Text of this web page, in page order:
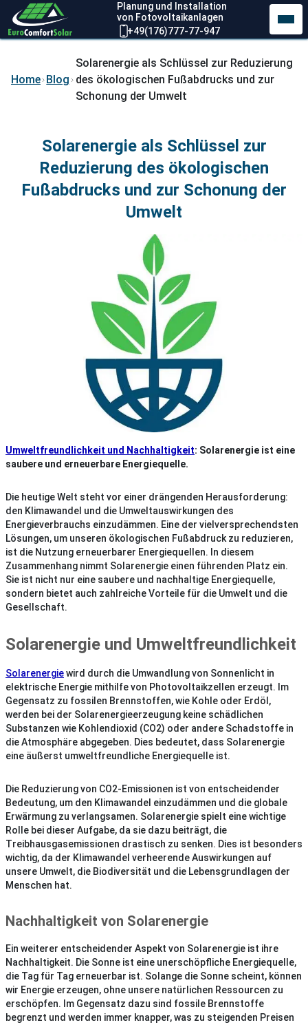
Planung und Installation
von Fotovoltaikanlagen
+49(176)777-77-947
Home Blog
Solarenergie als Schlüssel zur Reduzierung
des ökologischen Fußabdrucks und zur
Schonung der Umwelt
Solarenergie als Schlüssel zur
Reduzierung des ökologischen
Fußabdrucks und zur Schonung der
Umwelt
Umweltfreundlichkeit und Nachhaltigkeit: Solarenergie ist eine
saubere und erneuerbare Energiequelle.
Die heutige Welt steht vor einer drängenden Herausforderung:
den Klimawandel und die Umweltauswirkungen des
Energieverbrauchs einzudämmen. Eine der vielversprechendsten
Lösungen, um unseren ökologischen Fußabdruck zu reduzieren,
ist die Nutzung erneuerbarer Energiequellen. In diesem
Zusammenhang nimmt Solarenergie einen führenden Platz ein.
Sie ist nicht nur eine saubere und nachhaltige Energiequelle,
sondern bietet auch zahlreiche Vorteile für die Umwelt und die
Gesellschaft.
Solarenergie und Umweltfreundlichkeit
Solarenergiewird durch die Umwandlung von Sonnenlicht in
elektrische Energie mithilfe von Photovoltaikzellen erzeugt. Im
Gegensatz zu fossilen Brennstoffen, wie Kohle oder Erdöl,
werden bei der Solarenergieerzeugung keine schädlichen
Substanzen wie Kohlendioxid (CO2) oder andere Schadstoffe in
die Atmosphäre abgegeben. Dies bedeutet, dass Solarenergie
eine äußerst umweltfreundliche Energiequelle ist.
Die Reduzierung von CO2-Emissionen ist von entscheidender
Bedeutung, um den Klimawandel einzudämmen und die globale
Erwärmung zu verlangsamen. Solarenergie spielt eine wichtige
Rolle bei dieser Aufgabe, da sie dazu beiträgt, die
Treibhausgasemissionen drastisch zu senken. Dies ist besonders
wichtig, da der Klimawandel verheerende Auswirkungen auf
unsere Umwelt, die Biodiversität und die Lebensgrundlagen der
Menschen hat.
Nachhaltigkeit von Solarenergie
Ein weiterer entscheidender Aspekt von Solarenergie ist ihre
Nachhaltigkeit. Die Sonne ist eine unerschöpfliche Energiequelle,
die Tag für Tag erneuerbar ist. Solange die Sonne scheint, können
wir Energie erzeugen, ohne unsere natürlichen Ressourcen zu
erschöpfen. Im Gegensatz dazu sind fossile Brennstoffe
begrenzt und werden immer knapper, was zu steigenden Preisen